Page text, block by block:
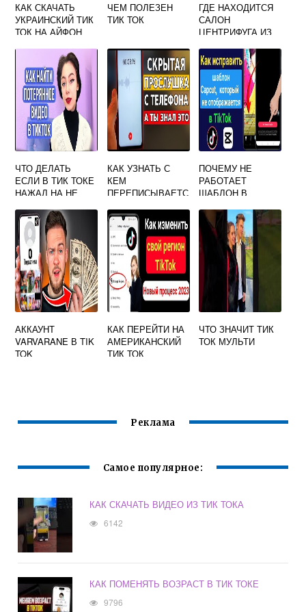
КАК СКАЧАТЬ
УКРАИНСКИЙ ТИК
ТОК НА АЙФОН
ЧЕМ ПОЛЕЗЕН
ТИК ТОК
ГДЕ НАХОДИТСЯ
САЛОН
ЦЕНТРИФУГА ИЗ
ЧТО ДЕЛАТЬ
ЕСЛИ В ТИК ТОКЕ
НАЖАЛ НА НЕ
СЛУЧАЙНО
КАК УЗНАТЬ С
КЕМ
ПЕРЕПИСЫВАЕТС
ТОКЕ
ПОЧЕМУ НЕ
РАБОТАЕТ
ШАБЛОН В
ТОКА
АККАУНТ
VARVARANE В TIK
TOK
КАК ПЕРЕЙТИ НА
АМЕРИКАНСКИЙ
ТИК ТОК
ЧТО ЗНАЧИТ ТИК
ТОК МУЛЬТИ
Реклама
Самое популярное:
КАК СКАЧАТЬ ВИДЕО ИЗ ТИК ТОКА
6142
КАК ПОМЕНЯТЬ ВОЗРАСТ В ТИК ТОКЕ
9796